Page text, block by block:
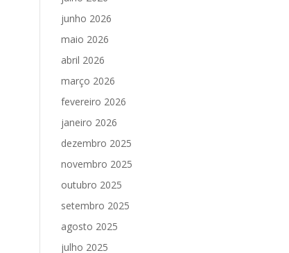
junho 2026
maio 2026
abril 2026
março 2026
fevereiro 2026
janeiro 2026
dezembro 2025
novembro 2025
outubro 2025
setembro 2025
agosto 2025
julho 2025